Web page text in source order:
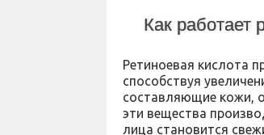
Как работает
Ретиноевая кислота
способствуя
составляющие кожи,
эти вещества
лица становится